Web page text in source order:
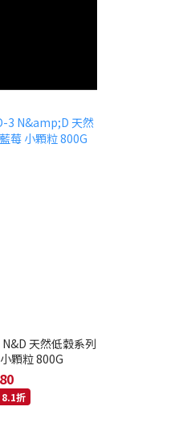
天然低穀系列
顆粒 800G
8.1折